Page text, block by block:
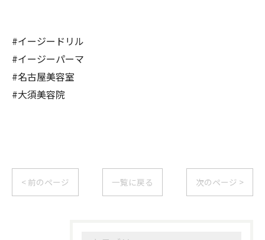
#イージードリル
#イージーパーマ
#名古屋美容室
#大須美容院
< 前のページ 一覧に戻る 次のページ >